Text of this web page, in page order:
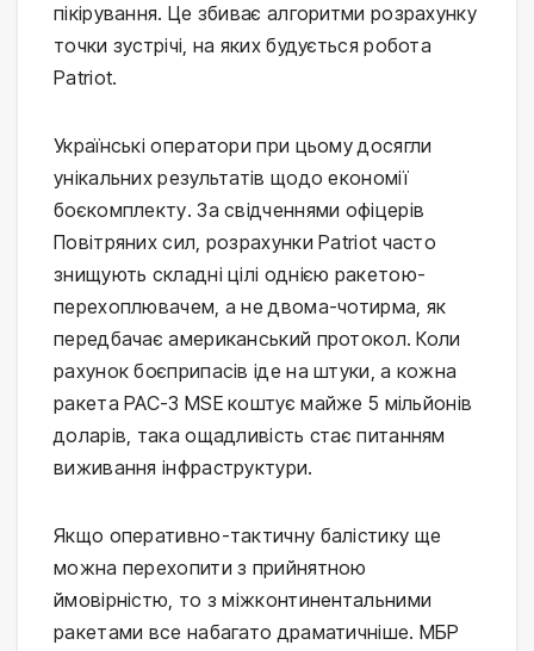
пікірування. Це збиває алгоритми розрахунку
точки зустрічі, на яких будується робота
Patriot.
Українські оператори при цьому досягли
унікальних результатів щодо економії
боєкомплекту. За свідченнями офіцерів
Повітряних сил, розрахунки Patriot часто
знищують складні цілі однією ракетою-
перехоплювачем, а не двома-чотирма, як
передбачає американський протокол. Коли
рахунок боєприпасів іде на штуки, а кожна
ракета PAC-3 MSE коштує майже 5 мільйонів
доларів, така ощадливість стає питанням
виживання інфраструктури.
Якщо оперативно-тактичну балістику ще
можна перехопити з прийнятною
ймовірністю, то з міжконтинентальними
ракетами все набагато драматичніше. МБР